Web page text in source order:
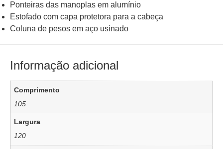
Ponteiras das manoplas em alumínio
Estofado com capa protetora para a cabeça
Coluna de pesos em aço usinado
Informação adicional
Comprimento
105
Largura
120